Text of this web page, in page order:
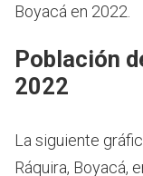
Boyacá en 2022.
Población
2022
La siguiente
Ráquira, Boyacá,